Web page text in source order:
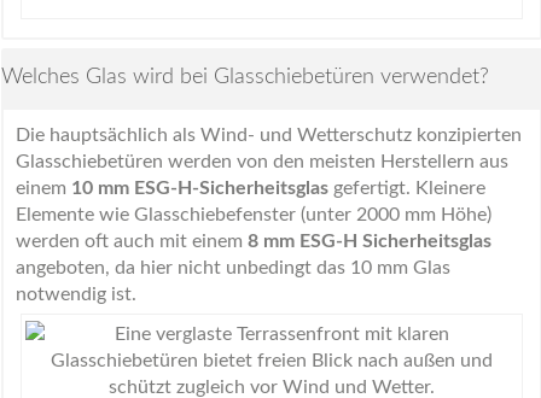
Welches Glas wird bei Glasschiebetüren verwendet?
Die hauptsächlich als Wind- und Wetterschutz konzipierten
Glasschiebetüren werden von den meisten Herstellern aus
einem 10 mm ESG-H-Sicherheitsglas gefertigt. Kleinere
Elemente wie Glasschiebefenster (unter 2000 mm Höhe)
werden oft auch mit einem 8 mm ESG-H Sicherheitsglas
angeboten, da hier nicht unbedingt das 10 mm Glas
notwendig ist.